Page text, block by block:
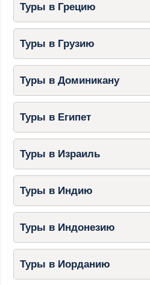
Туры в Грецию
Туры в Грузию
Туры в Доминикану
Туры в Египет
Туры в Израиль
Туры в Индию
Туры в Индонезию
Туры в Иорданию